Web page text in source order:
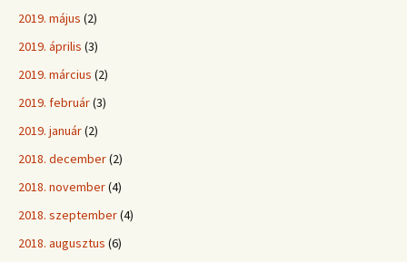
2019. május (2)
2019. április (3)
2019. március (2)
2019. február(3)
2019. január(2)
2018. december(2)
2018. november(4)
2018. szeptember(4)
2018. augusztus (6)